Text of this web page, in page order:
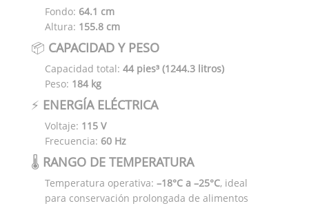
Fondo: 64.1 cm
Altura: 155.8 cm
📦 CAPACIDAD Y PESO
Capacidad total: 44 pies³ (1244.3 litros)
Peso: 184 kg
⚡ ENERGÍA ELÉCTRICA
Voltaje: 115 V
Frecuencia: 60 Hz
🌡️ RANGO DE TEMPERATURA
Temperatura operativa: –18°C a –25°C, ideal
para conservación prolongada de alimentos